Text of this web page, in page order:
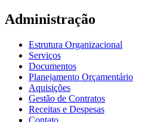
Administração
Estrutura Organizacional
Serviços
Documentos
Planejamento Orçamentário
Aquisições
Gestão de Contratos
Receitas e Despesas